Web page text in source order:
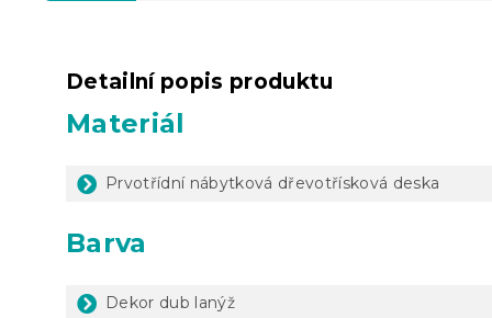
Detailní popis produktu
Materiál
Prvotřídní nábytková dřevotřísková deska
Barva
Dekor dub lanýž